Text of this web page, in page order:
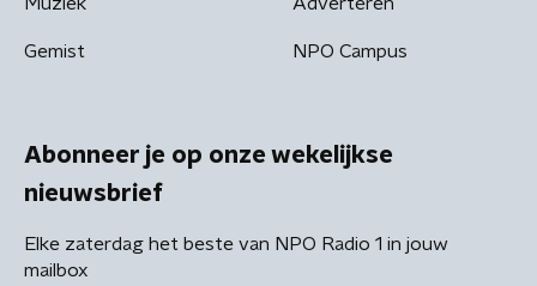
Gemist NPO Campus
Abonneer je op onze wekelijkse
nieuwsbrief
Elke zaterdag het beste van NPO Radio 1 in jouw
mailbox